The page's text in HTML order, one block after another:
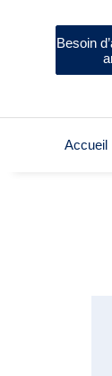
Besoin
Accueil